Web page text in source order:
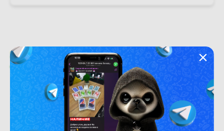
Характеристики Отзывы о магазине
Общая информация
Производитель
Acer
Тип товара
Инвертор подсветки матрицы